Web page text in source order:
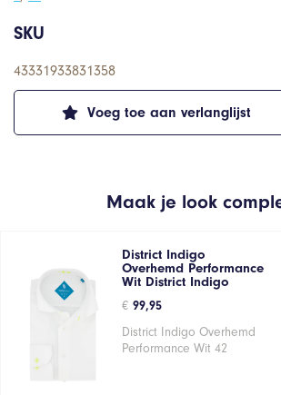
Voeg toe aan verlanglijst
SKU
43331933831358
Maak je look
District Indigo
Overhemd Performance
Wit District Indigo
€ 99,95
District Indigo Overhemd
Performance Wit 42